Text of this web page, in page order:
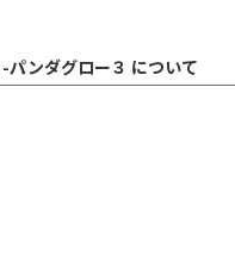
パンダグロー３ について